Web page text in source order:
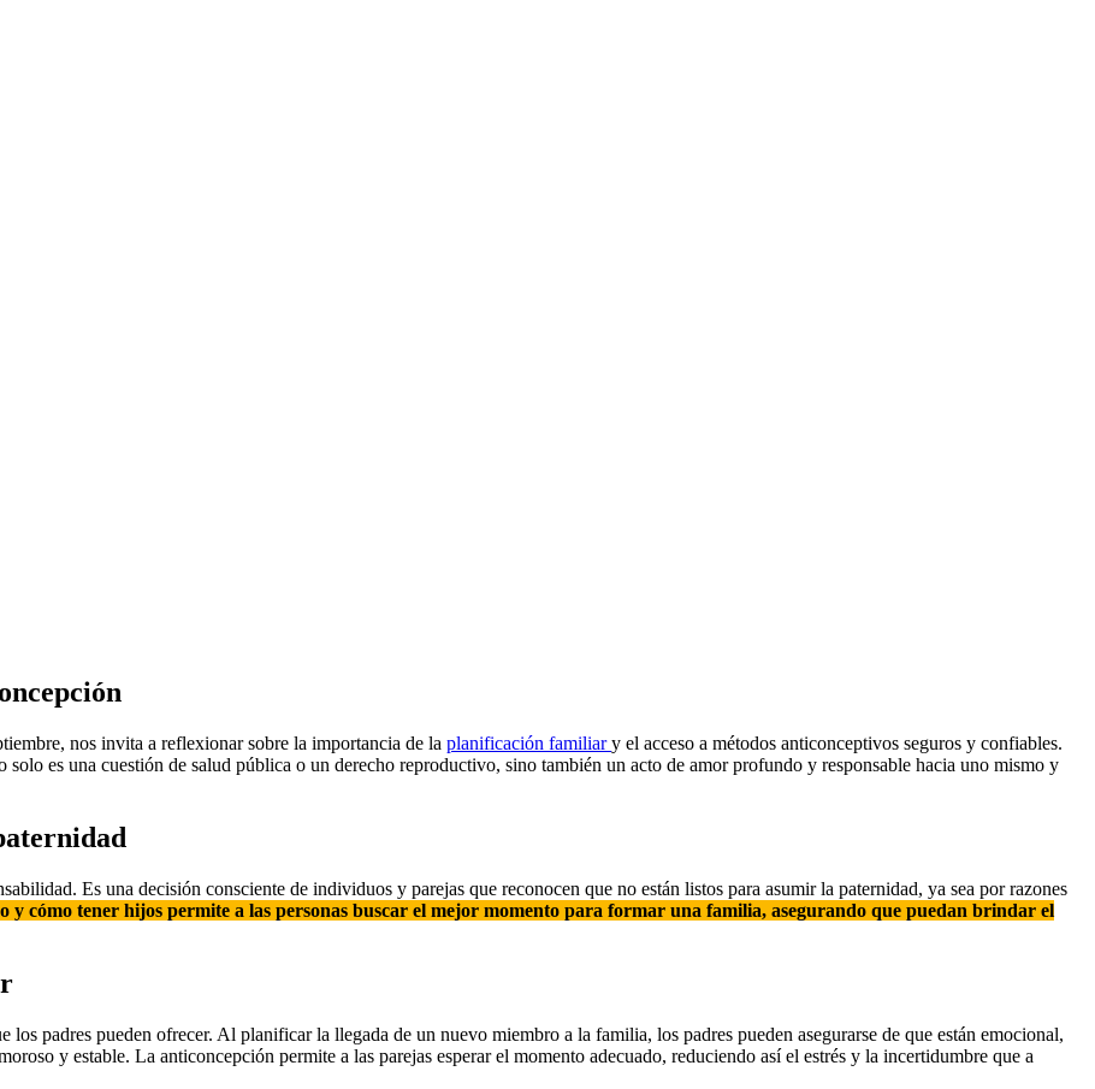
nos invita a reflexionar sobre la importancia de la planificación familiary el acceso a métodos anticonceptivos seguros y confiables.
es una cuestión de salud pública o un derecho reproductivo, sino también un acto de amor profundo y responsable hacia uno mismo y
Es una decisión consciente de individuos y parejas que reconocen que no están listos para asumir la paternidad, ya sea por razones
y cómo tener hijos permite a las personas buscar el mejor momento para formar una familia, asegurando que puedan brindar el
padres pueden ofrecer. Al planificar la llegada de un nuevo miembro a la familia, los padres pueden asegurarse de que están emocional,
y estable. La anticoncepción permite a las parejas esperar el momento adecuado, reduciendo así el estrés y la incertidumbre que a